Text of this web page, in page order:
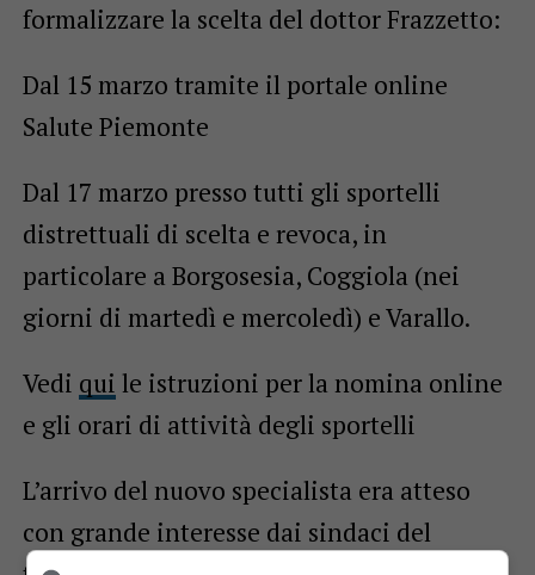
formalizzare la scelta del dottor Frazzetto:
Dal 15 marzo tramite il portale online
Salute Piemonte
Dal 17 marzo presso tutti gli sportelli
distrettuali di scelta e revoca, in
particolare a Borgosesia, Coggiola (nei
giorni di martedì e mercoledì) e Varallo.
Vedi qui le istruzioni per la nomina online
e gli orari di attività degli sportelli
L’arrivo del nuovo specialista era atteso
con grande interesse dai sindaci del